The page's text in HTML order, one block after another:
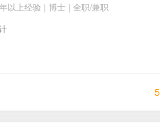
以上经验 | 博士 | 全职/兼职